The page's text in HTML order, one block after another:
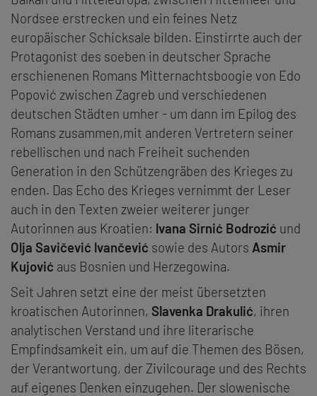
Nordsee erstrecken und ein feines Netz
europäischer Schick­sale bilden. Einstirrte auch der
Protagonist des soeben in deutscher Sprache
erschienenen Romans Mitternachtsboogie von Edo
Popović zwischen Zagreb und verschiedenen
deutschen Städten umher - um dann im Epilog des
Romans zusammen,mit anderen Vertretern seiner
rebellischen und nach Freiheit suchenden
Generation in den Schützengräben des Krieges zu
enden. Das Echo des Krieges vernimmt der Leser
auch in den Texten zweier weiterer junger
Autorinnen aus Kroatien: lvana Sirnić Bodrozić und
Olja Savičević lvančević sowie des Autors Asmir
Kujović aus Bosnien und Herzegowina.
Seit Jahren setzt eine der meist übersetzten
kroatischen Autorinnen, Slavenka Drakulić, ihren
analytischen Verstand und ihre literarische
Empfindsamkeit ein, um auf die Themen des Bösen,
der Verantwortung, der Zivilcourage und des Rechts
auf eigenes Denken einzugehen. Der slowenische